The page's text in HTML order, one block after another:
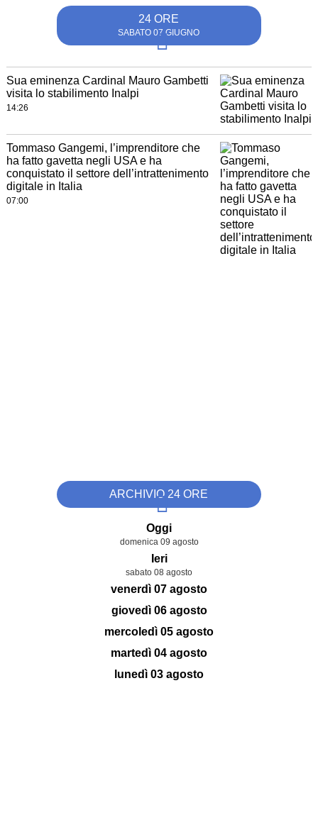
24 ORE
SABATO 07 GIUGNO
Sua eminenza Cardinal Mauro Gambetti
visita lo stabilimento Inalpi
14:26
Tommaso Gangemi, l’imprenditore che
ha fatto gavetta negli USA e ha
conquistato il settore dell’intrattenimento
digitale in Italia
07:00
ARCHIVIO 24 ORE
Oggi
domenica 09 agosto
Ieri
sabato 08 agosto
venerdì 07 agosto
giovedì 06 agosto
mercoledì 05 agosto
martedì 04 agosto
lunedì 03 agosto